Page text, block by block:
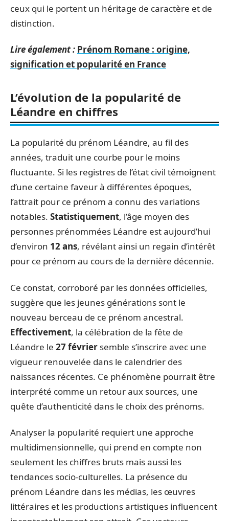
ceux qui le portent un héritage de caractère et de
distinction.
Lire également : Prénom Romane : origine,
signification et popularité en France
L’évolution de la popularité de
Léandre en chiffres
La popularité du prénom Léandre, au fil des
années, traduit une courbe pour le moins
fluctuante. Si les registres de l’état civil témoignent
d’une certaine faveur à différentes époques,
l’attrait pour ce prénom a connu des variations
notables. Statistiquement, l’âge moyen des
personnes prénommées Léandre est aujourd’hui
d’environ 12 ans, révélant ainsi un regain d’intérêt
pour ce prénom au cours de la dernière décennie.
Ce constat, corroboré par les données officielles,
suggère que les jeunes générations sont le
nouveau berceau de ce prénom ancestral.
Effectivement, la célébration de la fête de
Léandre le 27 février semble s’inscrire avec une
vigueur renouvelée dans le calendrier des
naissances récentes. Ce phénomène pourrait être
interprété comme un retour aux sources, une
quête d’authenticité dans le choix des prénoms.
Analyser la popularité requiert une approche
multidimensionnelle, qui prend en compte non
seulement les chiffres bruts mais aussi les
tendances socio-culturelles. La présence du
prénom Léandre dans les médias, les œuvres
littéraires et les productions artistiques influencent